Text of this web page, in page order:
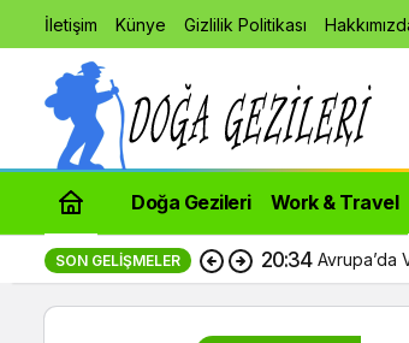
İletişim Künye Gizlilik Politikası
Doğa Gezileri Work & Travel
SON GELIŞMELER 20:34 Avrupa’da